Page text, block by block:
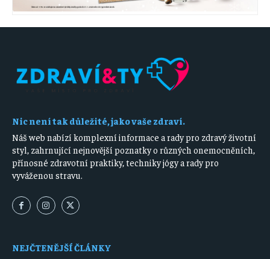
Nic není tak důležité, jako vaše zdraví.
Náš web nabízí komplexní informace a rady pro zdravý životní
styl, zahrnující nejnovější poznatky o různých onemocněních,
přínosné zdravotní praktiky, techniky jógy a rady pro
vyváženou stravu.
NEJČTENĚJŠÍ ČLÁNKY